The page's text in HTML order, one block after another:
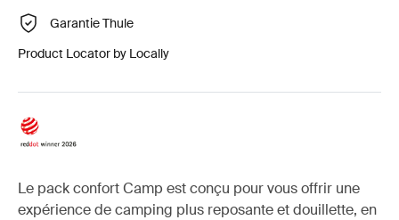
Garantie Thule
Product Locator by Locally
Le pack confort Camp est conçu pour vous offrir une
expérience de camping plus reposante et douillette, en